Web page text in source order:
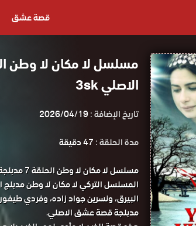
قصة عشق
الاصلي 3sk
تاريخ الإضافة :2026/04/19
مدة الحلقة :47 دقيقة
مسلسل لا
مدبلجة قصة عشق الاصلي.